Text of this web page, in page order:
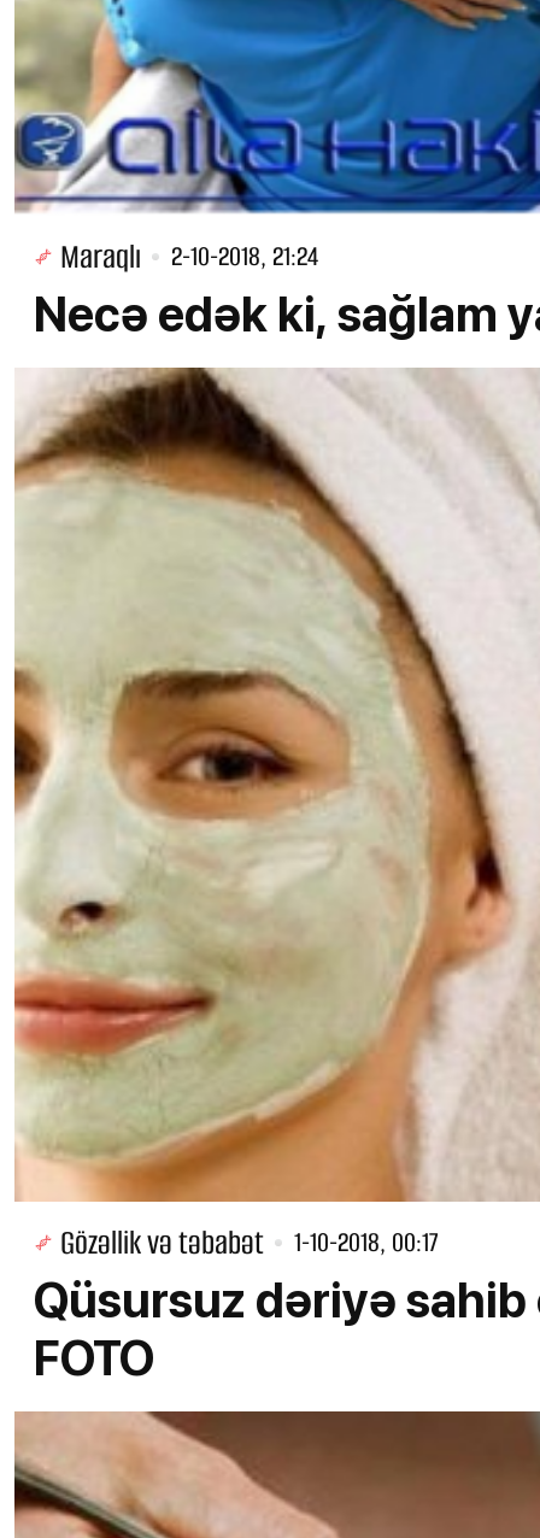
Maraqlı 2-10-2018, 21:24
Necə edək ki, sağlam
Gözəllik və təbabət 1-10-2018, 00:17
Qüsursuz dəriyə sahib
FOTO